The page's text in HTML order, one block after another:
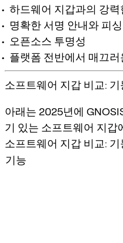
하드웨어 지갑과의 강력
명확한 서명 안내와 피
오픈소스 투명성
플랫폼 전반에서 매끄러
소프트웨어 지갑 비교: 기
아래는 2025년에
기 있는 소프트웨어 지갑
소프트웨어 지갑 비교:
기능